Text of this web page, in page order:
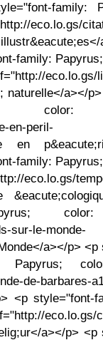
family:
family:
naturelle</a></
color:
en-peril-
en
family:
tempete-
sur-le-monde-
a></p> <p
de-barbares-
<p style="font-
eco.lo.gs/
a></p> <p